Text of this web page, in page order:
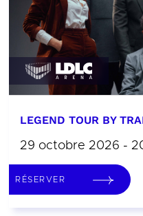
LEGEND TOUR BY
29 octobre 2026 -
RÉSERVER